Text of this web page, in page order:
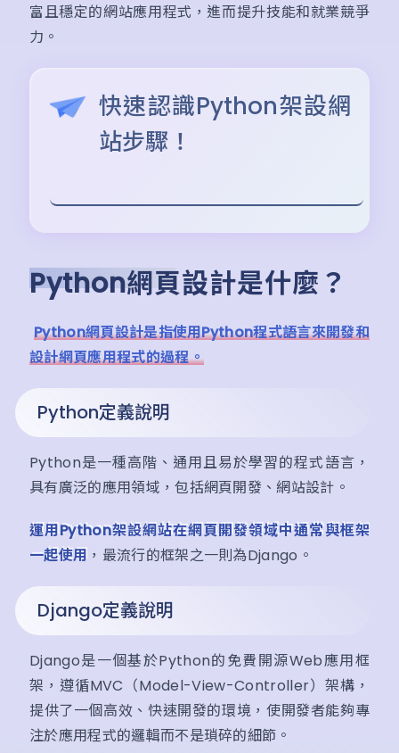
富且穩定的網站應用程式，進而提升技能和就業競爭
力。
快速認識Python架設網
站步驟！
Python網頁設計是什麼？
Python網頁設計是指使用Python程式語言來開發和
設計網頁應用程式的過程。
Python定義說明
Python是一種高階、通用且易於學習的程式語言，
具有廣泛的應用領域，包括網頁開發、網站設計。
運用Python架設網站在網頁開發領域中通常與框架
一起使用 ，最流行的框架之一則為Django。
Django定義說明
Django是一個基於Python的免費開源Web應用框
架，遵循MVC（Model-View-Controller）架構，
提供了一個高效、快速開發的環境，使開發者能夠專
注於應用程式的邏輯而不是瑣碎的細節。